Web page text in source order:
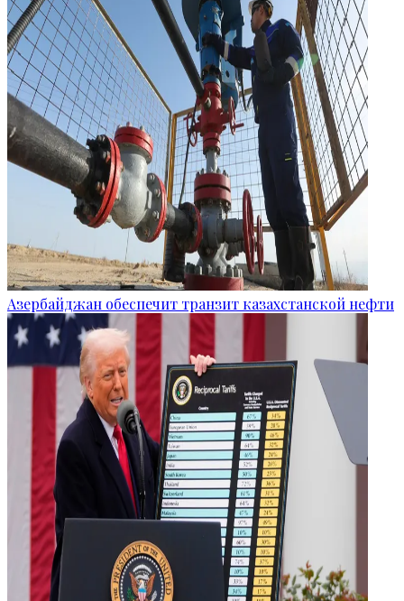
Азербайджан обеспечит транзит казахстанской нефти